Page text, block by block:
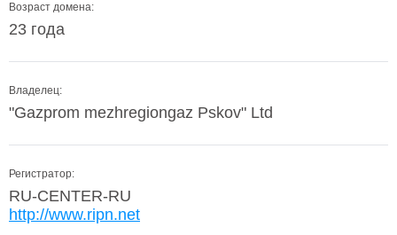
Возраст домена:
23 года
Владелец:
"Gazprom mezhregiongaz Pskov" Ltd
Регистратор:
RU-CENTER-RU
http://www.ripn.net